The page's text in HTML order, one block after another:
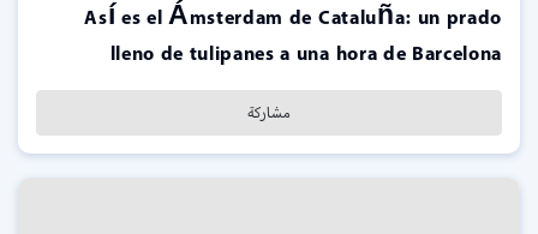
Así es el Ámsterdam de Cataluña: un prado
lleno de tulipanes a una hora de Barcelona
مشاركة